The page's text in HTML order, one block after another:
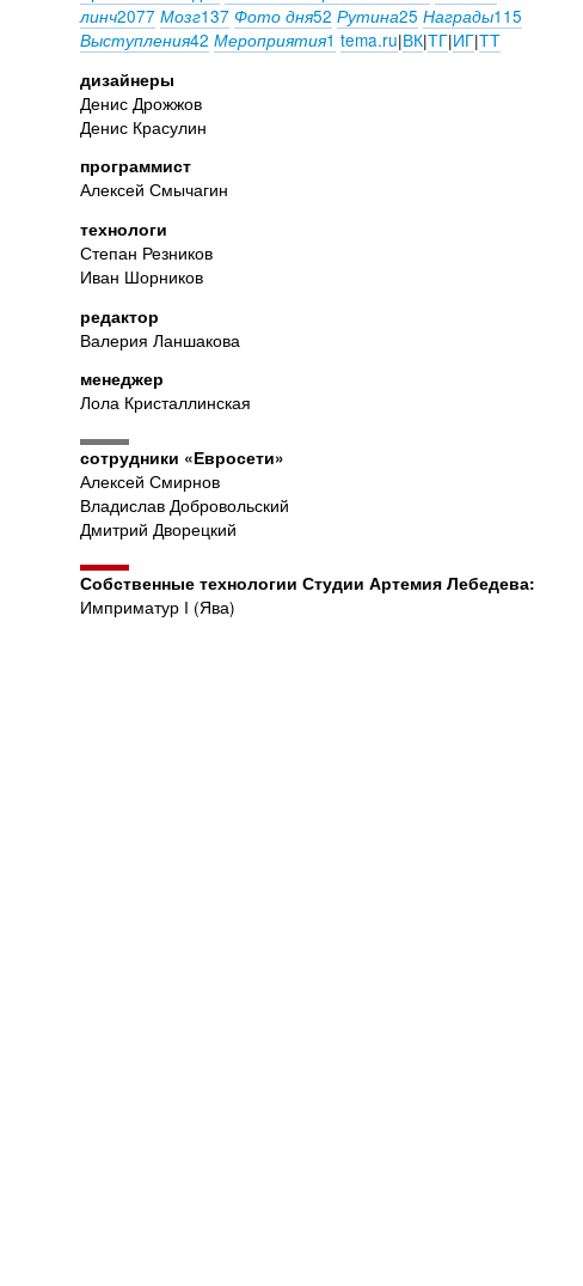
линч2077 Мозг137 Фото дня52 Рутина25 Награды115
Выступления42 Мероприятия1 tema.ru|ВК|ТГ|ИГ|ТТ
дизайнеры
Денис Дрожжов
Денис Красулин
программист
Алексей Смычагин
технологи
Степан Резников
Иван Шорников
редактор
Валерия Ланшакова
менеджер
Лола Кристаллинская
сотрудники «Евросети»
Алексей Смирнов
Владислав Добровольский
Дмитрий Дворецкий
Собственные технологии Студии Артемия Лебедева:
Имприматур I (Ява)